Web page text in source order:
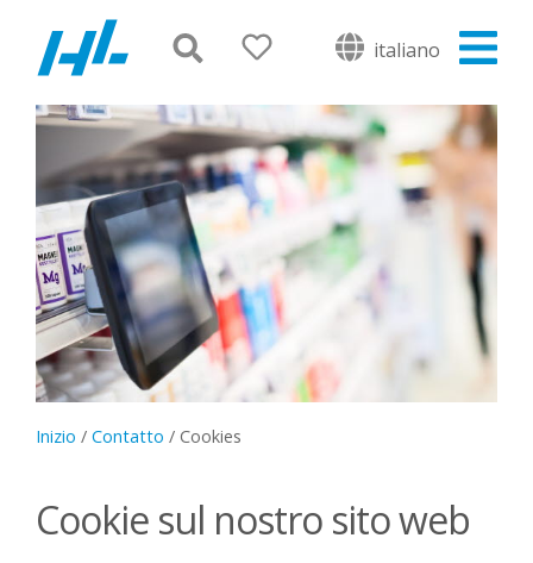
italiano
Inizio / Contatto / Cookies
Cookie sul nostro sito web